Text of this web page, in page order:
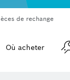
de rechange
Où acheter